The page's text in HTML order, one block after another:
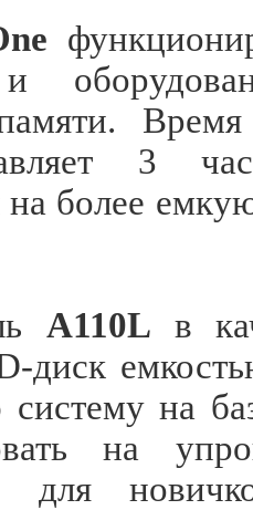
3
на более
A110L в
диск
на
на
для